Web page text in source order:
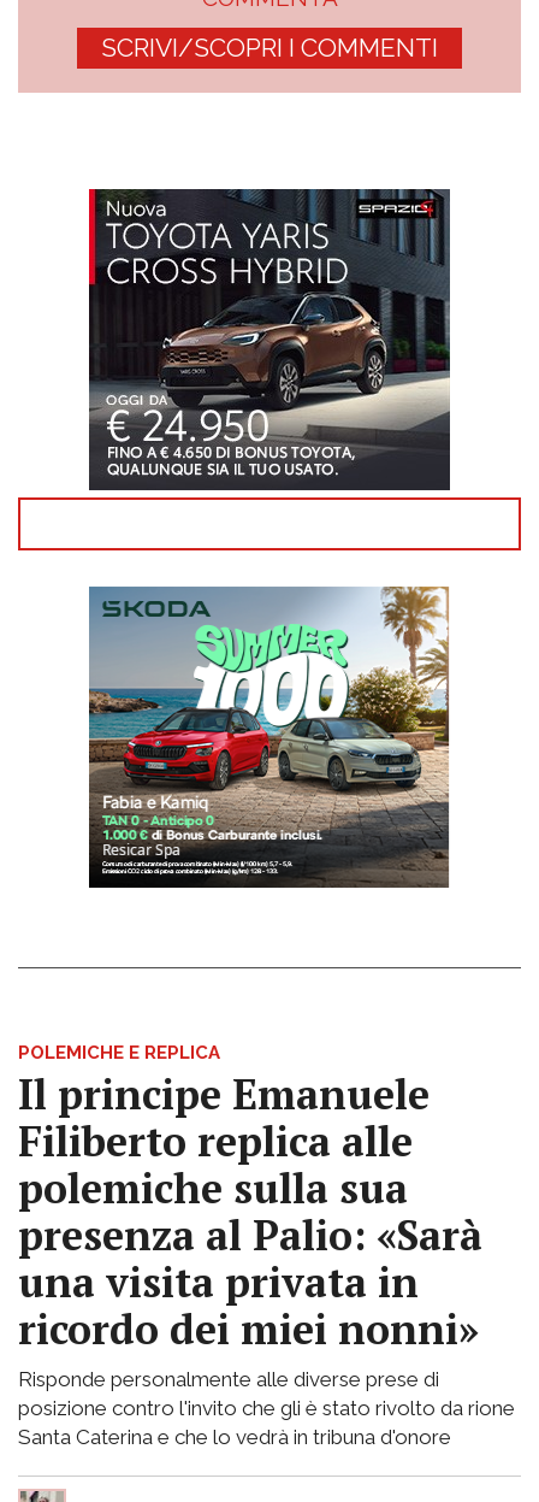
SCRIVI/SCOPRI I COMMENTI
POLEMICHE E REPLICA
Il principe Emanuele
Filiberto replica alle
polemiche sulla sua
presenza al Palio: «Sarà
una visita privata in
ricordo dei miei nonni»
Risponde personalmente alle diverse prese di
posizione contro l'invito che gli è stato rivolto da rione
Santa Caterina e che lo vedrà in tribuna d'onore